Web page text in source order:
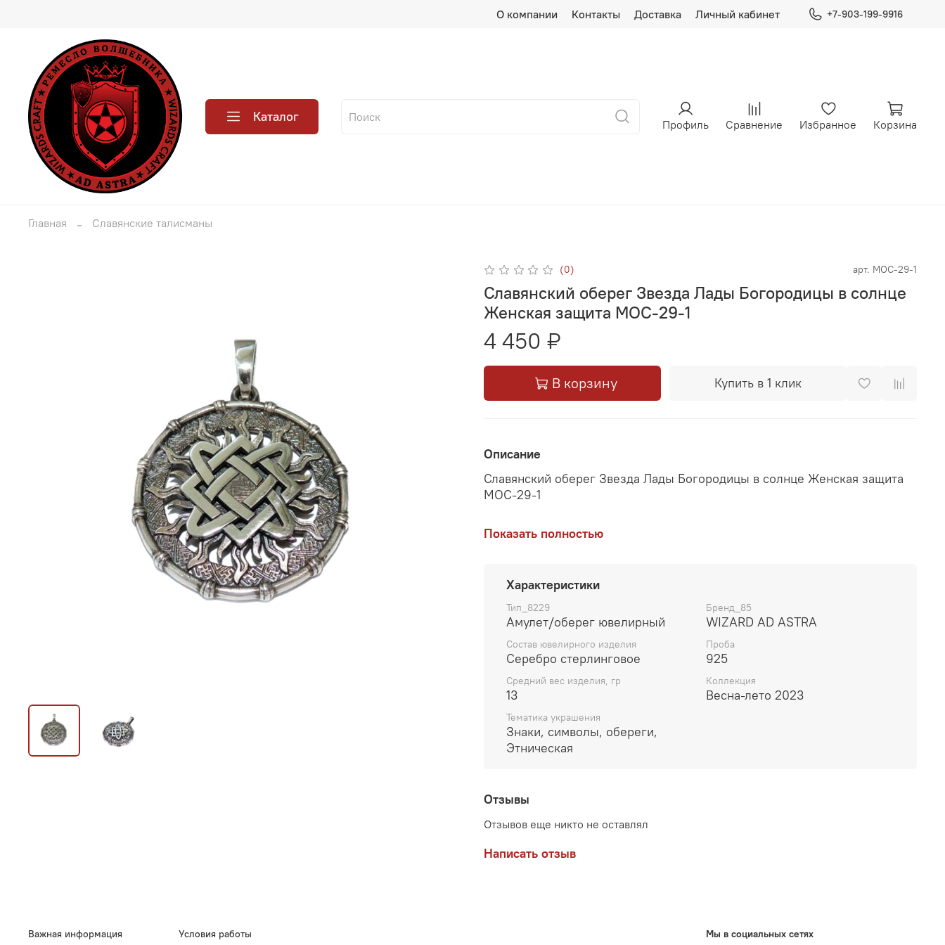
О компании Контакты Доставка Личный кабинет +7-903-199-9916
Каталог Профиль Сравнение Избранное Корзина
Главная Славянские талисманы
(0) арт. МОС-29-1
Славянский оберег Звезда Лады Богородицы в солнце
Женская защита МОС-29-1
4 450 ₽
В корзину Купить в 1 клик
Описание
Славянский оберег Звезда Лады Богородицы в солнце Женская защита
МОС-29-1
Ладу, к которой обращались за поддержкой, успокоением, для
Материал: серебро 925
Размер: 30 мм
Вес: 13.0
Показать полностью
Характеристики
Тип_8229
Амулет/оберег ювелирный
Бренд_85
WIZARD AD ASTRA
Состав ювелирного изделия
Серебро стерлинговое
Проба
925
Средний вес изделия, гр
13
Коллекция
Весна-лето 2023
Тематика украшения
Знаки, символы, обереги,
Этническая
Отзывы
Отзывов еще никто не оставлял
Написать отзыв
Важная информация Условия работы Мы в социальных сетях